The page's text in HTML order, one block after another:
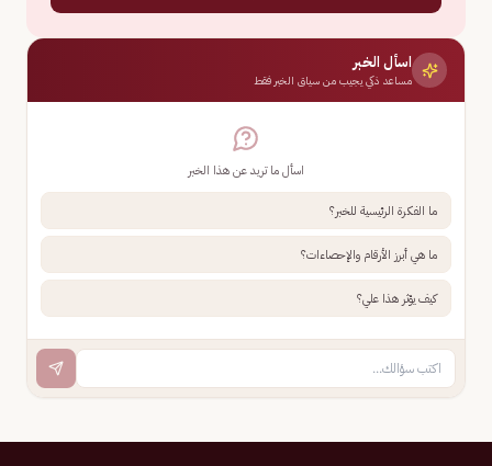
اسأل الخبر
مساعد ذكي يجيب من سياق الخبر فقط
اسأل ما تريد عن هذا الخبر
ما الفكرة الرئيسية للخبر؟
ما هي أبرز الأرقام والإحصاءات؟
كيف يؤثر هذا علي؟